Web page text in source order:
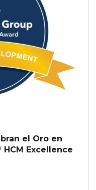
el Oro en
Excellence